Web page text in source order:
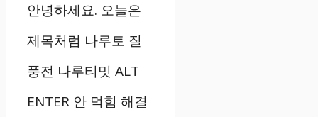
안녕하세요. 오늘은
제목처럼 나루토 질
풍전 나루티밋 ALT
ENTER 안 먹힘 해결